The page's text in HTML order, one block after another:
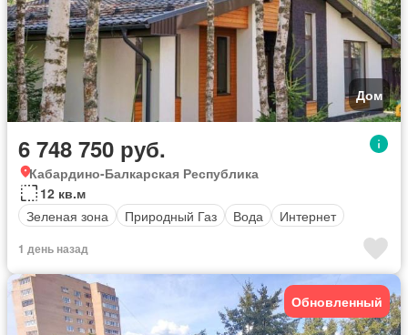
Дом
6 748 750 руб.
Кабардино-Балкарская Республика
12 кв.м
Зеленая зона
Природный Газ Вода Интернет
1 день назад
Обновленный